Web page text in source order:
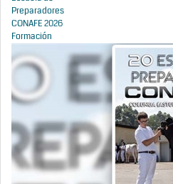
Preparadores
CONAFE 2026
Formación